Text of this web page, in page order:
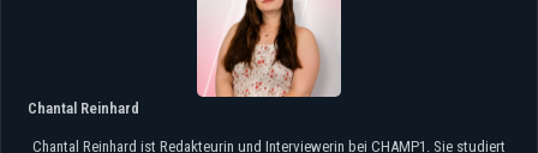
Chantal Reinhard
Chantal Reinhard ist Redakteurin und Interviewerin bei CHAMP1. Sie studiert